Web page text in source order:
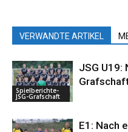
VERWANDTE ARTIKEL
Spielberichte-
JSG-Grafschaft
JSG U19:
E1: Nach